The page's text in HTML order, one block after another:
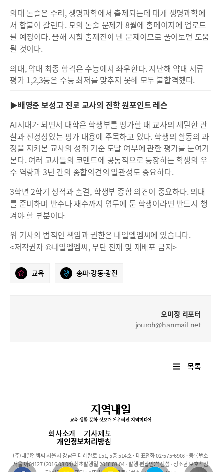
의대 논술은 수리, 생명과학에서 출제되는데 대개 생명과학에
서 합불이 갈린다. 모의 논술 문제가 8월에 홈페이지에 업로드
될 예정이다. 올해 시험 출제진이 낸 문제이므로 풀어보면 도움
될 것이다.
의대, 약대 최종 합격은 수능에서 좌우한다. 지난해 약대 서류
평가 1,2,3등은 수능 최저를 맞추지 못해 모두 불합격했다.
▶배영준 보성고 진로 교사의 진학 원포인트 레슨
AI시대가 되면서 대학은 학생부를 평가할 때 교사의 세밀한 관
찰과 진정성있는 평가 내용에 주목하고 있다. 학생의 활동의 과
정을 지켜본 교사의 성취 기준 도달 여부에 관한 평가를 눈여겨
본다. 여러 교사들의 코멘트에 공통적으로 등장하는 학생의 우
수 역량과 3년 간의 종합의견의 일관성도 중요하다.
3학년 2학기 성적과 출결, 학생부 종합 의견이 중요하다. 의대
를 준비하며 반수나 재수까지 염두에 둔 학생이라면 반드시 챙
겨야 할 부분이다.
위 기사의 법적인 책임과 권한은 내일엘엠씨에 있습니다.
<저작권자 ©내일엘엠씨, 무단 전재 및 재배포 금지>
교육 송파·강동·광진
오미정 리포터
jouroh@hanmail.net
목록
회사소개 기사제보
개인정보처리방침
(주)내일엘엠씨 서울시 강남구 테헤란로 151, 5층 514호 · 대표전화 02-575-6908 · 등록번호
서울 아04127 (2016.08.04) 최초발행일 2016.08.04 · 발행·편집인:석진성 · 청소년 보호책임